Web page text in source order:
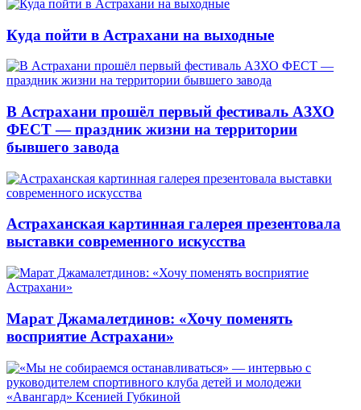
Куда пойти в Астрахани на выходные
В Астрахани прошёл первый фестиваль АЗХО
ФЕСТ — праздник жизни на территории
бывшего завода
Астраханская картинная галерея презентовала
выставки современного искусства
Марат Джамалетдинов: «Хочу поменять
восприятие Астрахани»